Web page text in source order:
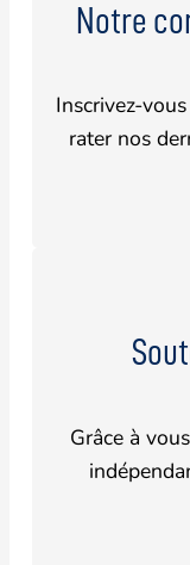
Notre
Inscrivez-
rater nos
Grâce à